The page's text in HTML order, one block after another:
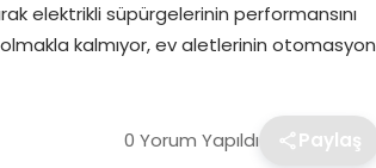
elektrikli süpürgelerinin performansını
kalmıyor, ev aletlerinin otomasyon
0 Yorum Yapıldı Paylaş